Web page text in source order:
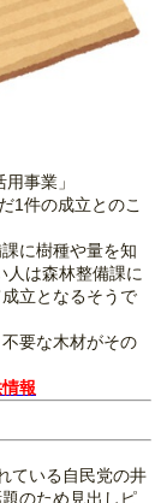
事業」
1件の成立とのこ
に樹種や量を知
人は森林整備課に
立となるそうで
要な木材がその
報
ている自民党の井
のため見出しピ